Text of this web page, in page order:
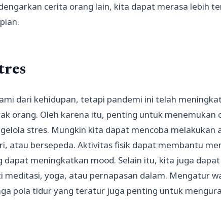
cerita orang lain, kita dapat merasa lebih
dari kehidupan, tetapi pandemi ini telah
orang. Oleh karena itu, penting untuk menemukan
stres. Mungkin kita dapat mencoba melakukan
atau bersepeda. Aktivitas fisik dapat membantu
dapat meningkatkan mood. Selain itu, kita juga
meditasi, yoga, atau pernapasan dalam. Mengatur
pola tidur yang teratur juga penting untuk